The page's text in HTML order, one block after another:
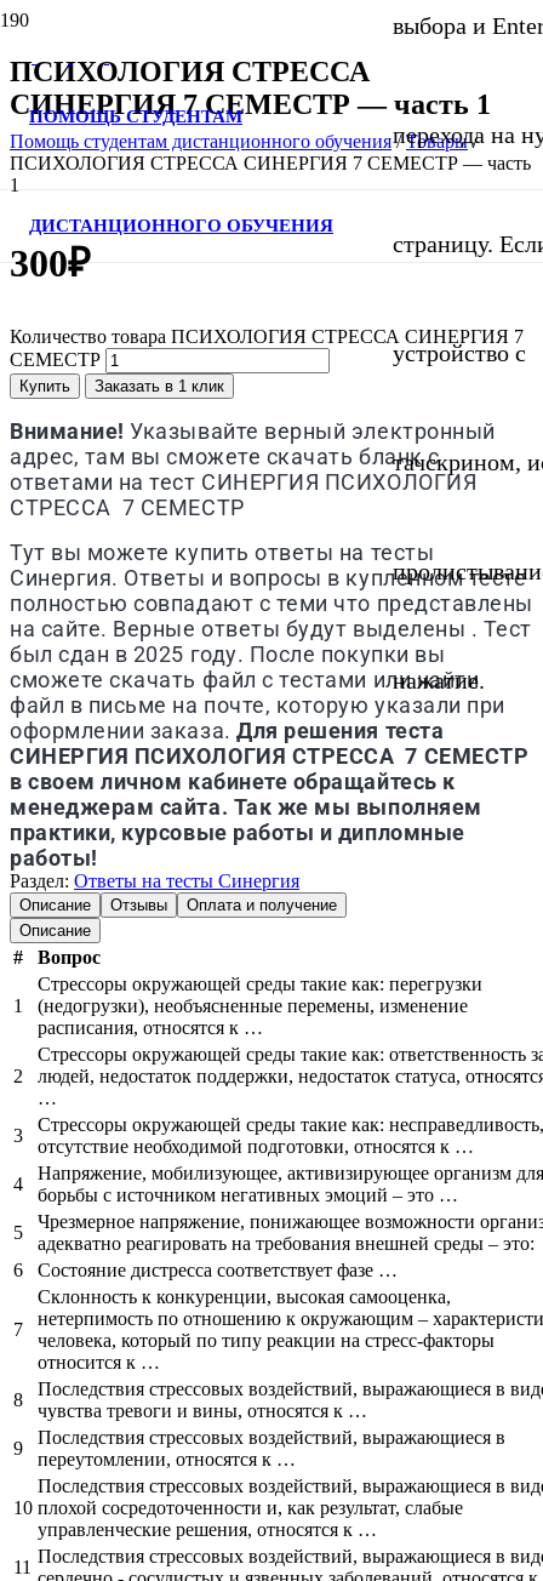
ПОМОЩЬ СТУДЕНТАМ
ДИСТАНЦИОННОГО ОБУЧЕНИЯ
выбора и
перехода на
страницу.
устройство с
тачскрином,
нажатие.
ПСИХОЛОГИЯ СТРЕССА
СИНЕРГИЯ 7 СЕМЕСТР — часть 1
Помощь студентам дистанционного обучения/Товары/
ПСИХОЛОГИЯ СТРЕССА СИНЕРГИЯ 7 СЕМЕСТР — часть
1
300₽
Количество товара ПСИХОЛОГИЯ СТРЕССА СИНЕРГИЯ 7
СЕМЕСТР
Купить Заказать в 1 клик
Внимание! Указывайте верный электронный
адрес, там вы сможете скачать бланк с
ответами на тест СИНЕРГИЯ ПСИХОЛОГИЯ
СТРЕССА 7 СЕМЕСТР
Тут вы можете купить ответы на тесты
Синергия. Ответы и вопросы в купленном тесте
полностью совпадают с теми что представлены
на сайте. Верные ответы будут выделены . Тест
был сдан в 2025 году. После покупки вы
сможете скачать файл с тестами или найти
файл в письме на почте, которую указали при
оформлении заказа.Для решения теста
СИНЕРГИЯ ПСИХОЛОГИЯ СТРЕССА 7 СЕМЕСТР
в своем личном кабинете обращайтесь к
менеджерам сайта. Так же мы выполняем
практики, курсовые работы и дипломные
работы!
Раздел: Ответы на тесты Синергия
Описание Отзывы
Оплата и получение
Описание
# Вопрос
1
Стрессоры окружающей среды такие как: перегрузки
(недогрузки), необъясненные перемены, изменение
расписания, относятся к …
2
Стрессоры окружающей среды такие как: ответственность
людей, недостаток поддержки, недостаток статуса,
…
3
Стрессоры окружающей среды такие как: несправедливость,
отсутствие необходимой подготовки, относятся к …
4
Напряжение, мобилизующее, активизирующее организм для
борьбы с источником негативных эмоций – это …
5
Чрезмерное напряжение, понижающее возможности
адекватно реагировать на требования внешней среды – это:
6
Состояние дистресса соответствует фазе …
7
Склонность к конкуренции, высокая самооценка,
нетерпимость по отношению к окружающим –
человека, который по типу реакции на стресс-факторы
относится к …
8
Последствия стрессовых воздействий, выражающиеся в
чувства тревоги и вины, относятся к …
9
Последствия стрессовых воздействий, выражающиеся в
переутомлении, относятся к …
10
Последствия стрессовых воздействий, выражающиеся в
плохой сосредоточенности и, как результат, слабые
управленческие решения, относятся к …
11
Последствия стрессовых воздействий, выражающиеся в